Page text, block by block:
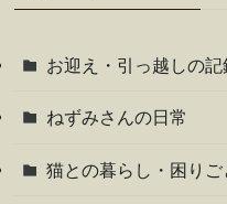
お迎え・引っ越しの記
ねずみさんの日常
猫との暮らし・困りご